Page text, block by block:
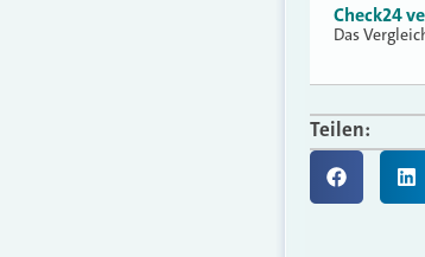
Check24
Das
Teilen: